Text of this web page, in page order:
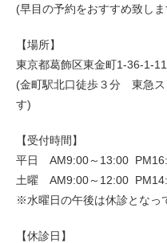
(早目の予約をおすすめ致し
【場所】
東京都葛飾区東金町1-36-1-
(金町駅北口徒歩３分 東急
す)
【受付時間】
平日 AM9:00～13:00
土曜 AM9:00～12:00
※水曜日の午後は休診となっ
【休診日】